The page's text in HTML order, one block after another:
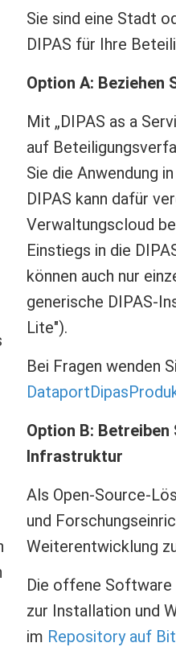
Sie sind eine Stadt
DIPAS für Ihre
Option A: Beziehen
Mit „DIPAS as a
auf
Sie die Anwendung
DIPAS kann dafür
Verwaltungscloud
Einstiegs in die
können auch nur
generische DIPAS-
Lite").
Bei Fragen wenden
Option B: Betreiben
Infrastruktur
Als Open-Source-
und
Weiterentwicklung
Die offene Software
zur Installation und
im Repository auf